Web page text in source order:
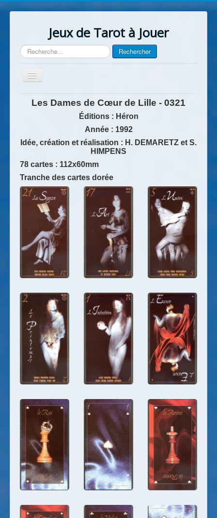
Jeux de Tarot à Jouer
Rechercher Rechercher
Basculer
la
Accueil
Les Dames de Cœur de Lille - 0321
Éditions : Héron
Année: 1992
Idée, création et réalisation : H. DEMARETZ et S.
HIMPENS
78 cartes : 112x60mm
Tranche des cartes dorée